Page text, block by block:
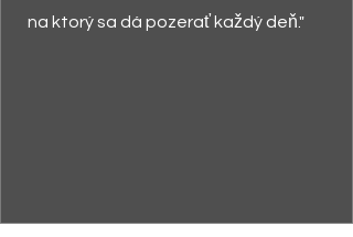
na ktorý sa dá pozerať každý deň."